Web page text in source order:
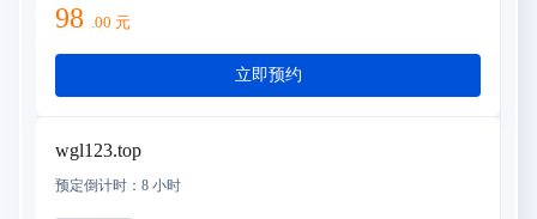
98 .00 元
立即预约
wgl123.top
预定倒计时： 8 小时